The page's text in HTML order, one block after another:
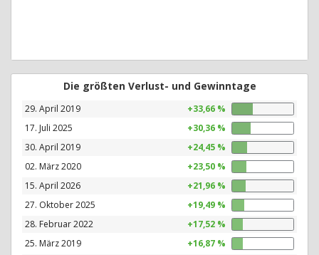
Die größten Verlust- und Gewinntage
29. April 2019
+33,66 %
17. Juli 2025
+30,36 %
30. April 2019
+24,45 %
02. März 2020
+23,50 %
15. April 2026
+21,96 %
27. Oktober 2025
+19,49 %
28. Februar 2022
+17,52 %
25. März 2019
+16,87 %